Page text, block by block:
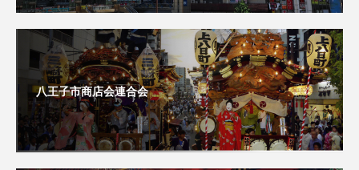
八王子市商店会連合会